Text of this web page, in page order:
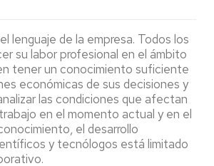
lenguaje de la empresa. Todos los
su labor profesional en el ámbito
tener un conocimiento suficiente
económicas de sus decisiones y
las condiciones que afectan
en el momento actual y en el
el desarrollo
y tecnólogos está limitado